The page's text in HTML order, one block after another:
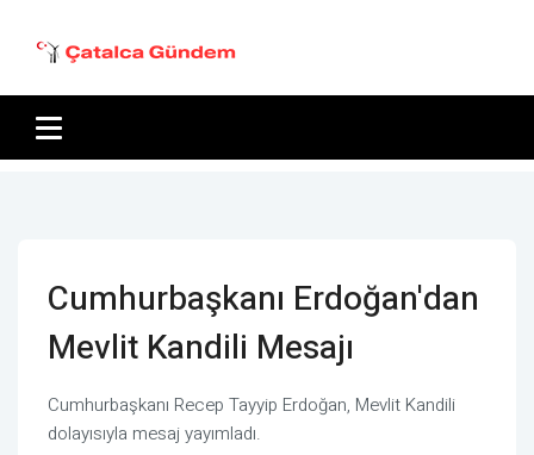
Cumhurbaşkanı Erdoğan'dan
Mevlit Kandili Mesajı
Cumhurbaşkanı Recep Tayyip Erdoğan, Mevlit Kandili
dolayısıyla mesaj yayımladı.